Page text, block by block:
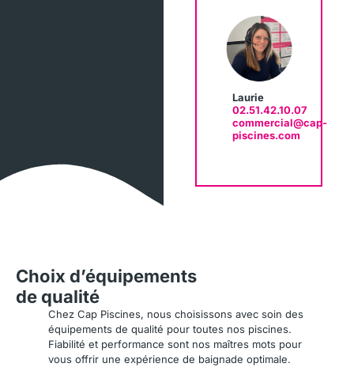
Laurie​
02.51.42.10.07
commercial@cap-
piscines.com
Choix d’équipements
de qualité
Chez Cap Piscines, nous choisissons avec soin des
équipements de qualité pour toutes nos piscines.
Fiabilité et performance sont nos maîtres mots pour
vous offrir une expérience de baignade optimale.